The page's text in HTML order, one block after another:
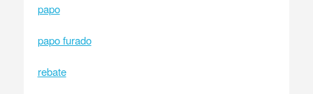
papo
papo furado
rebate